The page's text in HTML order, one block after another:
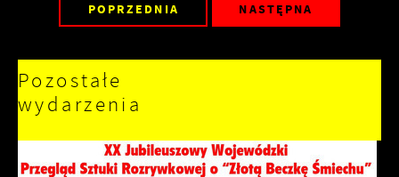
POPRZEDNIA NASTĘPNA
Pozostałe
wydarzenia